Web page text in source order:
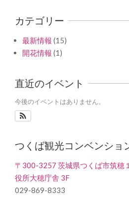
カテゴリー
最新情報 (15)
開花情報 (1)
直近のイベント
今後のイベントはありません。
つくば観光コンベンショ
〒300-3257 茨城県つくば市筑穂
役所大穂庁舎 3F
029-869-8333